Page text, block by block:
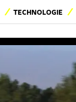
TECHNOLOGIE